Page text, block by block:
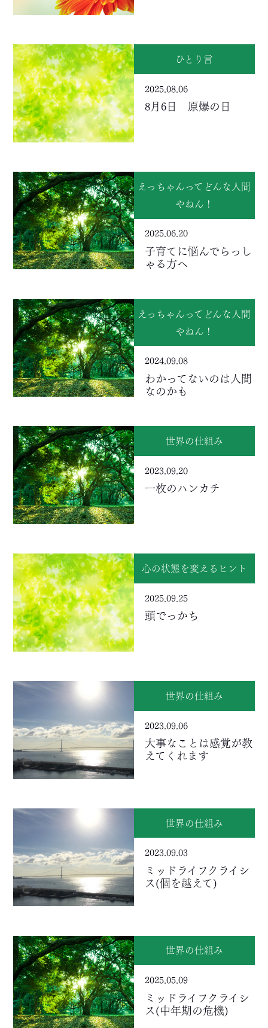
ひとり言
2025.08.06
8月6日 原爆の日
えっちゃんってどんな人間
やねん！
2025.06.20
子育てに悩んでらっし
ゃる方へ
えっちゃんってどんな人間
やねん！
2024.09.08
わかってないのは人間
なのかも
世界の仕組み
2023.09.20
一枚のハンカチ
心の状態を変えるヒント
2025.09.25
頭でっかち
世界の仕組み
2023.09.06
大事なことは感覚が教
えてくれます
世界の仕組み
2023.09.03
ミッドライフクライシ
ス(個を越えて)
世界の仕組み
2025.05.09
ミッドライフクライシ
ス(中年期の危機)